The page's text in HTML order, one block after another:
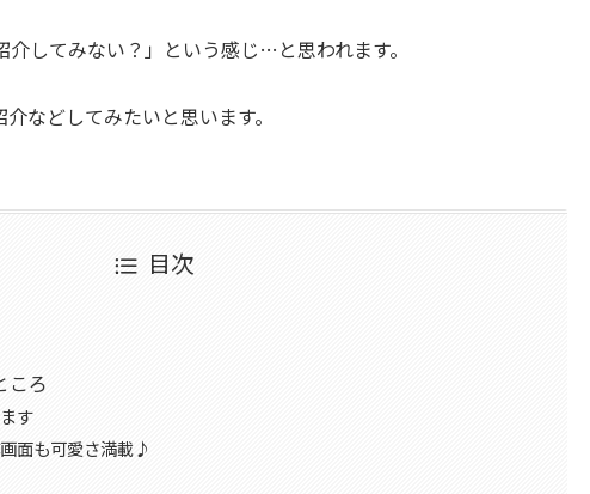
介してみない？」という感じ…と思われます。
などしてみたいと思います。
目次
ころ
す
面も可愛さ満載♪